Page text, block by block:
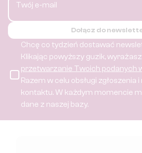
Twój e-mail
Dołącz do
Chcę co tydzień dostawać
Klikając powyższy guzik,
przetwarzanie Twoich podanych
Razem w celu obsługi zgłoszenia
kontaktu. W każdym momencie
dane z naszej bazy.